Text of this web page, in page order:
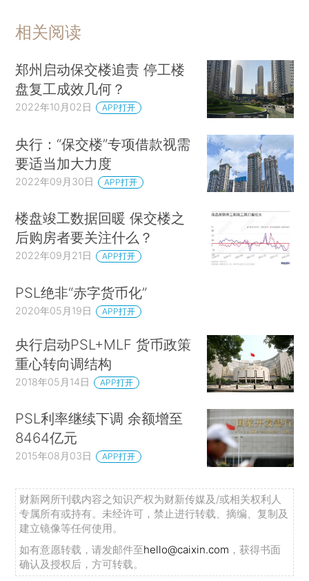
相关阅读
郑州启动保交楼追责 停工楼
盘复工成效几何？
2022年10月02日 APP打开
央行：“保交楼”专项借款视需
要适当加大力度
2022年09月30日 APP打开
楼盘竣工数据回暖 保交楼之
后购房者要关注什么？
2022年09月21日 APP打开
PSL绝非“赤字货币化”
2020年05月19日 APP打开
央行启动PSL+MLF 货币政策
重心转向调结构
2018年05月14日 APP打开
PSL利率继续下调 余额增至
8464亿元
2015年08月03日 APP打开
财新网所刊载内容之知识产权为财新传媒及/或相关权利人
专属所有或持有。未经许可，禁止进行转载、摘编、复制及
建立镜像等任何使用。
如有意愿转载，请发邮件至hello@caixin.com ，获得书面
确认及授权后，方可转载。